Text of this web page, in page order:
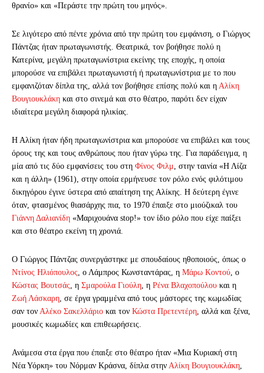
θρανίο» και «Περάστε την πρώτη του μηνός».
Σε λιγότερο από πέντε χρόνια από την πρώτη του εμ­φάνιση, ο Γιώργος
Πάντζας ήταν πρωταγωνιστής. Θεατρικά, τον βοήθησε πολύ η
Κατερίνα, μεγάλη πρωταγωνίστρια εκείνης της εποχής, η οποία
μπορούσε να επιβάλει πρωταγωνιστή ή πρωταγωνίστρια με το που
εμφανιζόταν δίπλα της, αλλά τον βοήθησε επίσης πολύ και η Αλίκη
Βουγιουκλάκη και στο σινεμά και στο θέατρο, παρότι δεν είχαν
ιδιαίτερα μεγάλη διαφορά ηλικίας.
Η Αλίκη ήταν ήδη πρωταγωνίστρια και μπορούσε να επιβάλει και τους
όρους της και τους ανθρώπους που ήταν γύρω της. Για παράδειγμα, η
μία από τις δύο εμφανίσεις του στη Φίνος Φιλμ , στην ταινία «Η Λίζα
και η άλλη» (1961), στην οποία ερμήνευσε τον ρόλο ενός φιλότιμου
δικηγόρου έγινε ύστερα από απαίτηση της Αλίκης. Η δεύτερη έγινε
όταν, φτασμένος θιασάρχης πια, το 1970 έπαιξε στο μιούζικαλ του
Γιάννη Δαλιανίδη «Μαρι­χουάνα stop!» τον ίδιο ρόλο που είχε παίξει
και στο θέατρο εκείνη τη χρονιά.
Ο Γιώργος Πάντζας συνεργάστηκε με σπουδαίους ηθοποιούς, όπως ο
Ντίνος Ηλιόπουλος , ο Λάμπρος Κωνσταντάρας, η Μάρω Κοντού , ο
Κώστας Βουτσάς , η Σμαρούλα Γιούλη , η Ρένα Βλαχοπούλου και η
Ζωή Λάσκαρη , σε έργα γραμμένα από τους μάστορες της κωμωδίας
σαν τον Αλέκο Σακελλάριο και τον Κώστα Πρετεντέρη , αλλά και ξένα,
μουσικές κωμωδίες και επιθεωρήσεις.
Ανάμεσα στα έργα που έπαιξε στο θέατρο ήταν «Μια Κυριακή στη
Νέα Υόρκη» του Νόρμαν Κράσνα, δίπλα στην Αλίκη Βουγιουκλάκη